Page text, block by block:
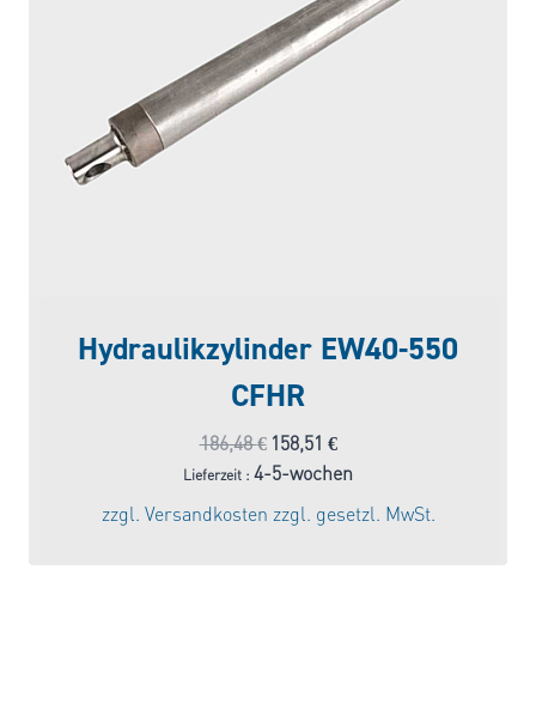
Hydraulikzylinder EW40-550
CFHR
186,48€ Ursprünglicher
Preis
war:
186,48 €
158,51 €Aktueller
Preis
Lieferzeit : 4-5-wochen
zzgl. Versandkosten zzgl. gesetzl. MwSt.